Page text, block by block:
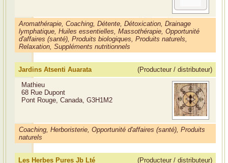
Aromathérapie, Coaching, Détente, Détoxication, Drainage
lymphatique, Huiles essentielles, Massothérapie, Opportunité
d'affaires (santé), Produits biologiques, Produits naturels,
Relaxation, Suppléments nutritionnels
Jardins Atsenti Auarata
(Producteur / distributeur)
Mathieu
68 Rue Dupont
Pont Rouge, Canada, G3H1M2
Coaching, Herboristerie, Opportunité d'affaires (santé), Produits
naturels
Les Herbes Pures Jb Lté
(Producteur / distributeur)